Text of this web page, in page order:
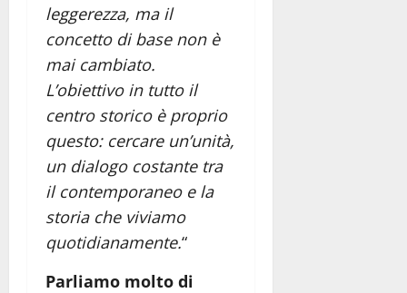
leggerezza, ma il
concetto di base non è
mai cambiato.
L’obiettivo in tutto il
centro storico è proprio
questo: cercare un’unità,
un dialogo costante tra
il contemporaneo e la
storia che viviamo
quotidianamente.“
Parliamo molto di